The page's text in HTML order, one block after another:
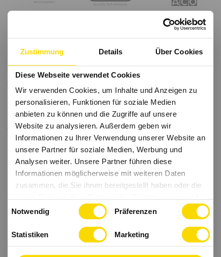
Zustimmung Details Über Cookies
Diese Webseite verwendet Cookies
Wir verwenden Cookies, um Inhalte und Anzeigen zu
personalisieren, Funktionen für soziale Medien
anbieten zu können und die Zugriffe auf unsere
Website zu analysieren. Außerdem geben wir
Informationen zu Ihrer Verwendung unserer Website an
unsere Partner für soziale Medien, Werbung und
Analysen weiter. Unsere Partner führen diese
Informationen möglicherweise mit weiteren Daten
zusammen, die Sie ihnen bereitgestellt haben oder die
haben.
Notwendig Präferenzen
Statistiken Marketing